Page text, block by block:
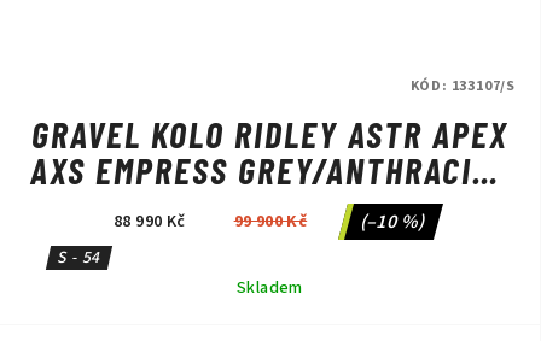
GRAVEL KOLO RIDLEY ASTR APEX
AXS EMPRESS GREY/ANTHRACITE
METALLIC
88 990 Kč 99 900 Kč (–10 %)
S - 54
Skladem
KÓD: 133107/S